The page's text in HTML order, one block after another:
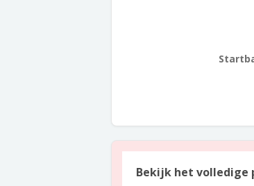
Bekijk het volledige